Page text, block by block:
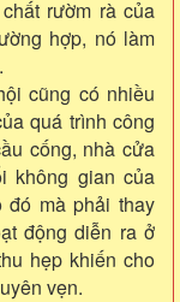
rườm rà của
hợp, nó làm
cũng có nhiều
quá trình công
cống, nhà cửa
không gian của
đó mà phải thay
động diễn ra ở
hẹp khiến cho
vẹn.